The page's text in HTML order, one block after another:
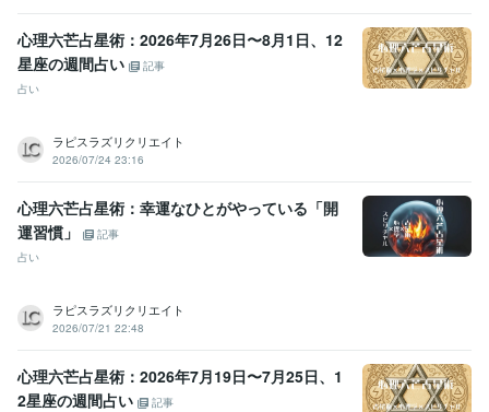
心理六芒占星術：2026年7月26日〜8月1日、12
星座の週間占い
記事
占い
ラピスラズリクリエイト
2026/07/24 23:16
心理六芒占星術：幸運なひとがやっている「開
運習慣」
記事
占い
ラピスラズリクリエイト
2026/07/21 22:48
心理六芒占星術：2026年7月19日〜7月25日、1
2星座の週間占い
記事